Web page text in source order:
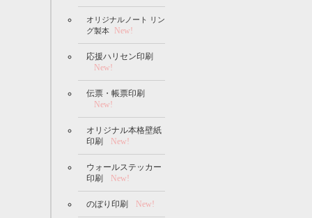
オリジナルノート リン
グ製本
New!
応援ハリセン印刷
New!
伝票・帳票印刷
New!
オリジナル本格壁紙
印刷
New!
ウォールステッカー
印刷
New!
のぼり印刷 New!